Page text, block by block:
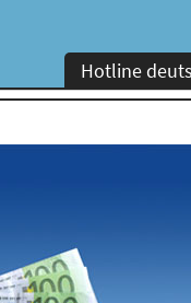
Hotline